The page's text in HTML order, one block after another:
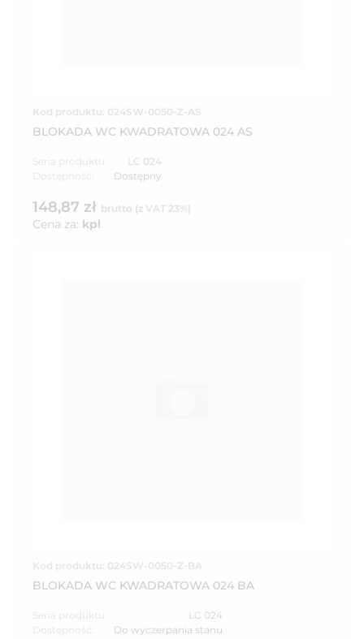
Kod produktu: 024SW-0050-Z-AS
BLOKADA WC KWADRATOWA 024 AS
Seria produktu:
LC 024
Dostępność:
Dostępny
148,87 zł brutto (z VAT 23%)
Cena za: kpl
Kod produktu: 024SW-0050-Z-BA
BLOKADA WC KWADRATOWA 024 BA
Seria produktu:
LC 024
Dostępność:
Do wyczerpania stanu